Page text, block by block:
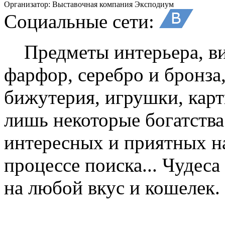
Организатор: Выставочная компания Эксподиум
Социальные сети:
Предметы интерьера,
фарфор, серебро и
бижутерия, игрушки,
лишь некоторые
интересных и приятных
процессе поиска...
на любой вкус и кошелек.